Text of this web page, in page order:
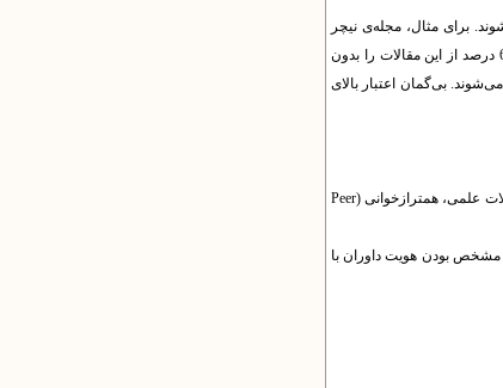
برای مثال، مجله‌ی نیچر
یکی از معتبرترین مجلات علمی جهان است. این مجله هر سال بیش از 10 هزار مقاله دریافت می‌کند. دبیران علمی این مجله حدود 60 درصد از این مقالات را بدون
از جمع‌بندی نظر داوران، حدود 7 درصد از مقالات پذیرش می‌شوند. بی‌گمان اعتبار بالای
داوری: ارزیابی انتقادی و سازنده ازدستنوشته‌های عرضه شده به مجلات که توسط افراد متخصص و باتجربه انجام می‌شود. داوری در مجلات علمی، همترازخوانی (Peer
مشخص بودن هویت داوران با